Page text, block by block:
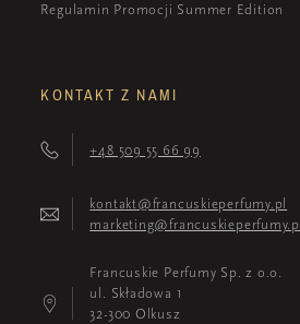
Regulamin Promocji Summer Edition
KONTAKT Z NAMI
+48 509 55 66 99
kontakt@francuskieperfumy.pl
marketing@francuskieperfumy.pl
Francuskie Perfumy Sp. z o.o.
ul. Składowa 1
32-300 Olkusz